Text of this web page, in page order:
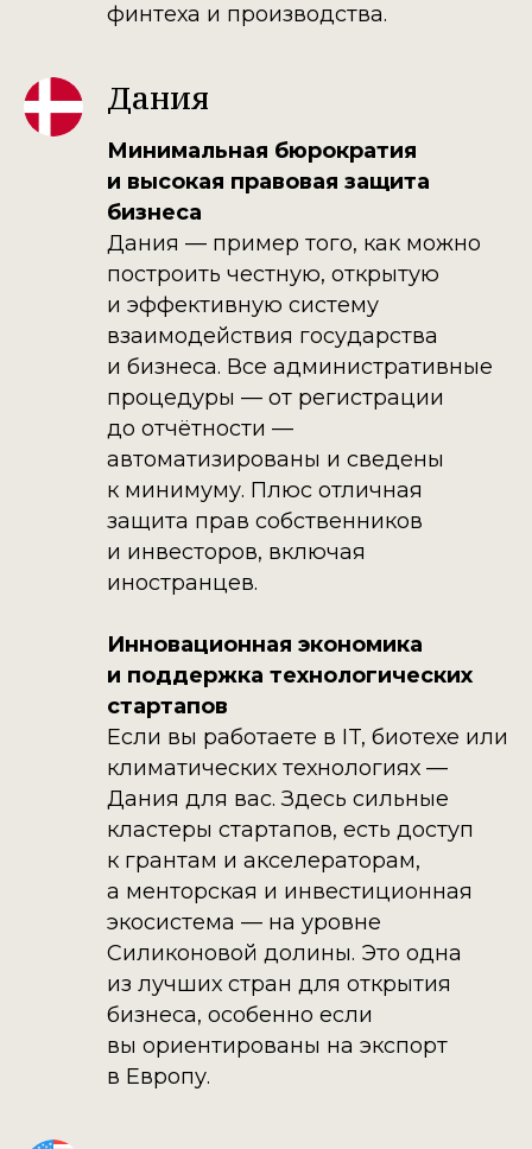
финтеха и производства.
Дания
Минимальная бюрократия
и высокая правовая защита
бизнеса
Дания — пример того, как можно
построить честную, открытую
и эффективную систему
взаимодействия государства
и бизнеса. Все административные
процедуры — от регистрации
до отчётности —
автоматизированы и сведены
к минимуму. Плюс отличная
защита прав собственников
и инвесторов, включая
иностранцев.
Инновационная экономика
и поддержка технологических
стартапов
Если вы работаете в IT, биотехе или
климатических технологиях —
Дания для вас. Здесь сильные
кластеры стартапов, есть доступ
к грантам и акселераторам,
а менторская и инвестиционная
экосистема — на уровне
Силиконовой долины. Это одна
из лучших стран для открытия
бизнеса, особенно если
вы ориентированы на экспорт
в Европу.